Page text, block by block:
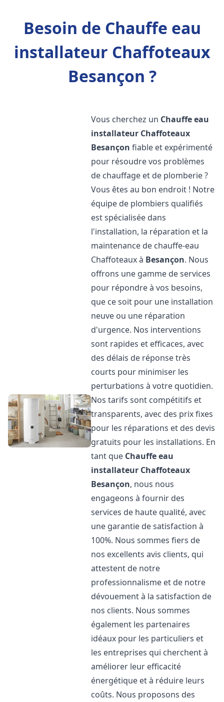
Besoin de Chauffe eau
installateur Chaffoteaux
Besançon ?
Vous cherchez un Chauffe eau
installateur Chaffoteaux
Besançon fiable et expérimenté
pour résoudre vos problèmes
de chauffage et de plomberie ?
Vous êtes au bon endroit ! Notre
équipe de plombiers qualifiés
est spécialisée dans
l'installation, la réparation et la
maintenance de chauffe-eau
Chaffoteaux à Besançon. Nous
offrons une gamme de services
pour répondre à vos besoins,
que ce soit pour une installation
neuve ou une réparation
d'urgence. Nos interventions
sont rapides et efficaces, avec
des délais de réponse très
courts pour minimiser les
perturbations à votre quotidien.
Nos tarifs sont compétitifs et
transparents, avec des prix fixes
pour les réparations et des devis
gratuits pour les installations. En
tant que Chauffe eau
installateur Chaffoteaux
Besançon, nous nous
engageons à fournir des
services de haute qualité, avec
une garantie de satisfaction à
100%. Nous sommes fiers de
nos excellents avis clients, qui
attestent de notre
professionnalisme et de notre
dévouement à la satisfaction de
nos clients. Nous sommes
également les partenaires
idéaux pour les particuliers et
les entreprises qui cherchent à
améliorer leur efficacité
énergétique et à réduire leurs
coûts. Nous proposons des